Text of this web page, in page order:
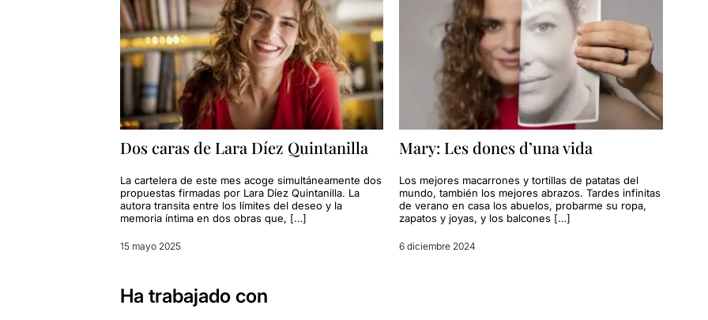
Dos caras de Lara Díez Quintanilla
La cartelera de este mes acoge simultáneamente dos
propuestas firmadas por Lara Díez Quintanilla. La
autora transita entre los límites del deseo y la
memoria íntima en dos obras que, […]
15 mayo 2025
Mary: Les dones d’una vida
Los mejores macarrones y tortillas de patatas del
mundo, también los mejores abrazos. Tardes infinitas
de verano en casa los abuelos, probarme su ropa,
zapatos y joyas, y los balcones […]
6 diciembre 2024
Ha trabajado con